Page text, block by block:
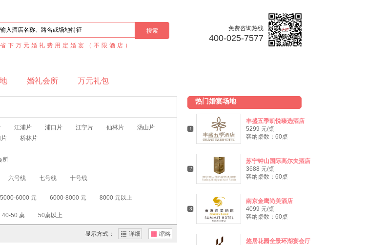
省下万元婚礼费用定婚宴（不限酒店）
免费咨询热线
400-025-7577
婚礼会所 万元礼包
热门婚宴场地
1
丰盛五季凯悦臻选酒店
5299 元/桌
容纳桌数：60桌
2
苏宁钟山国际高尔夫酒店
3688 元/桌
容纳桌数：60桌
3
南京金鹰尚美酒店
4099 元/桌
容纳桌数：60桌
悠居花园全景环湖宴会厅
江浦片 浦口片 江宁片 仙林片
汤山片
片 桥林片
所
六号线 七号线 十号线
5000-6000 元 6000-8000 元 8000 元以上
40-50 桌 50桌以上
显示方式： 详细 缩略